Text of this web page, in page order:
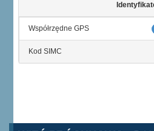
Współrzędne GPS
Kod SIMC